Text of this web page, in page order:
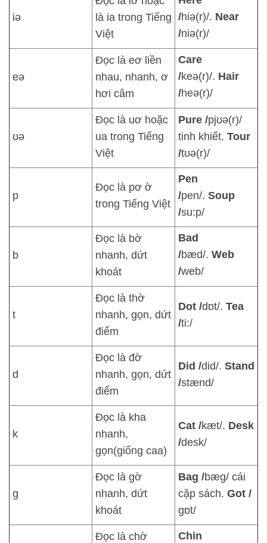
iə
là ia trong Tiếng
Việt
/hiə(r)/. Near
/niə(r)/
eə
Đọc là eơ liền
nhau, nhanh, ơ
hơi câm
Care
/keə(r)/. Hair
/heə(r)/
ʊə
Đọc là uơ hoặc
ua trong Tiếng
Việt
Pure /pjʊə(r)/
tinh khiết. Tour
/tʊə(r)/
p
Đọc là pơ ờ
trong Tiếng Việt
Pen
/pen/. Soup
/su:p/
b
Đọc là bờ
nhanh, dứt
khoát
Bad
/bæd/. Web
/web/
t
Đọc là thờ
nhanh, gọn, dứt
điểm
Dot /dɒt/. Tea
/ti:/
d
Đọc là đờ
nhanh, gọn, dứt
điểm
Did /did/. Stand
/stænd/
k
Đọc là kha
nhanh,
gọn(giống caa)
Cat /kæt/. Desk
/desk/
ɡ
Đọc là gờ
nhanh, dứt
khoát
Bag /bæg/ cái
cặp sách. Got /
ɡɒt/
Đọc là chờ
Chin